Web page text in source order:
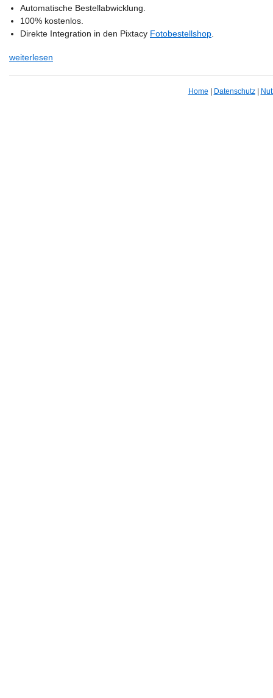
Automatische Bestellabwicklung.
100% kostenlos.
Direkte Integration in den Pixtacy Fotobestellshop
weiterlesen
Home Datenschutz|